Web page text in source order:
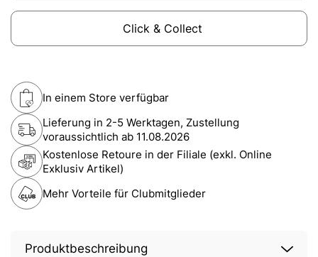
Click & Collect
In einem Store verfügbar
Lieferung in 2-5 Werktagen, Zustellung
voraussichtlich ab 11.08.2026
Kostenlose Retoure in der Filiale (exkl. Online
Exklusiv Artikel)
Mehr Vorteile für Clubmitglieder
Produktbeschreibung